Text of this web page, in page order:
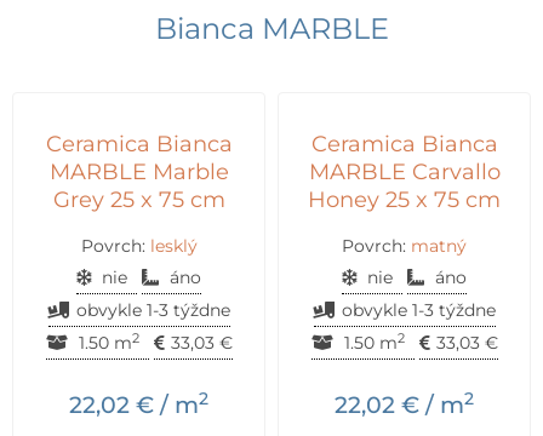
Bianca MARBLE
Ceramica Bianca
MARBLE Marble
Grey 25 x 75 cm
Povrch: lesklý
nie
áno
obvykle 1-3 týždne
1.50 m2 33,03 €
22,02 € / m2
Ceramica Bianca
MARBLE Carvallo
Honey 25 x 75 cm
Povrch: matný
nie
áno
obvykle 1-3 týždne
1.50 m2 33,03 €
22,02 € / m2